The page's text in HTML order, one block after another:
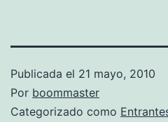
Publicada el 21 mayo, 2010
Por boommaster
Categorizado como